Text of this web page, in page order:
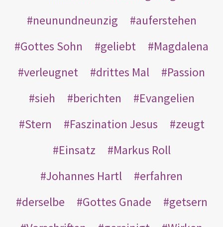
neunundneunzig
auferstehen
Gottes Sohn
geliebt
Magdalena
verleugnet
drittes Mal
Passion
sieh
berichten
Evangelien
Stern
Faszination Jesus
zeugt
Einsatz
Markus Roll
Johannes Hartl
erfahren
derselbe
Gottes Gnade
getsern